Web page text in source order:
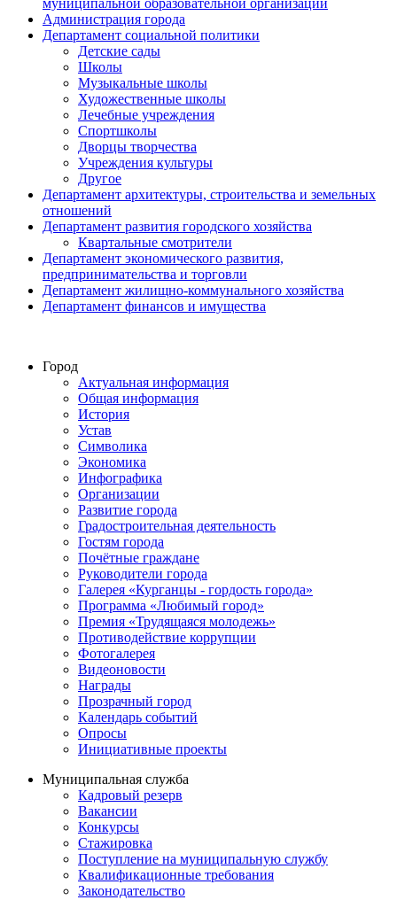
Администрация города
Департамент социальной политики
Детские сады
Школы
Музыкальные школы
Художественные школы
Лечебные учреждения
Спортшколы
Дворцы творчества
Учреждения культуры
Другое
Департамент архитектуры, строительства и земельных
отношений
Департамент развития городского хозяйства
Квартальные смотрители
Департамент экономического развития,
предпринимательства и торговли
Департамент жилищно-коммунального хозяйства
Департамент финансов и имущества
Город
Актуальная информация
Общая информация
История
Устав
Символика
Экономика
Инфографика
Организации
Развитие города
Градостроительная деятельность
Гостям города
Почётные граждане
Руководители города
Галерея «Курганцы - гордость города»
Программа «Любимый город»
Премия «Трудящаяся молодежь»
Противодействие коррупции
Фотогалерея
Видеоновости
Награды
Прозрачный город
Календарь событий
Опросы
Инициативные проекты
Муниципальная служба
Кадровый резерв
Вакансии
Конкурсы
Стажировка
Поступление на муниципальную службу
Квалификационные требования
Законодательство